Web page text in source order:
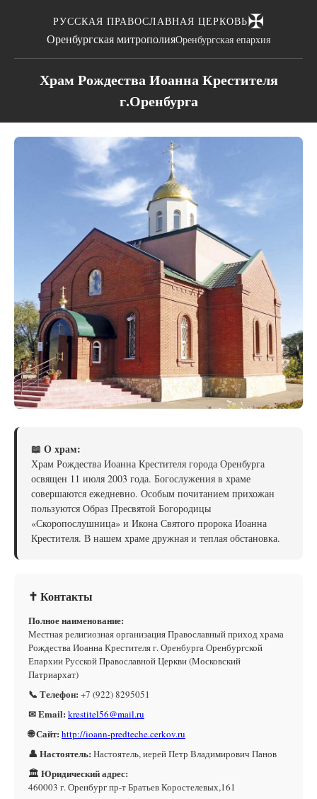
РУССКАЯ ПРАВОСЛАВНАЯ ЦЕРКОВЬ✠
Оренбургская митрополияОренбургская епархия
Храм Рождества Иоанна Крестителя
г.Оренбурга
📖 О храм:
Храм Рождества Иоанна Крестителя города Оренбурга
освящен 11 июля 2003 года. Богослужения в храме
совершаются ежедневно. Особым почитанием прихожан
пользуются Образ Пресвятой Богородицы
«Скоропослушница» и Икона Святого пророка Иоанна
Крестителя. В нашем храме дружная и теплая обстановка.
✝ Контакты
Полное наименование:
Местная религиозная организация Православный приход храма
Рождества Иоанна Крестителя г. Оренбурга Оренбургской
Епархии Русской Православной Церкви (Московский
Патриархат)
📞 Телефон: +7 (922) 8295051
✉ Email: krestitel56@mail.ru
🌐 Сайт: http://ioann-predteche.cerkov.ru
👤 Настоятель: Настоятель, иерей Петр Владимирович Панов
🏛 Юридический адрес:
460003 г. Оренбург пр-т Братьев Коростелевых,161